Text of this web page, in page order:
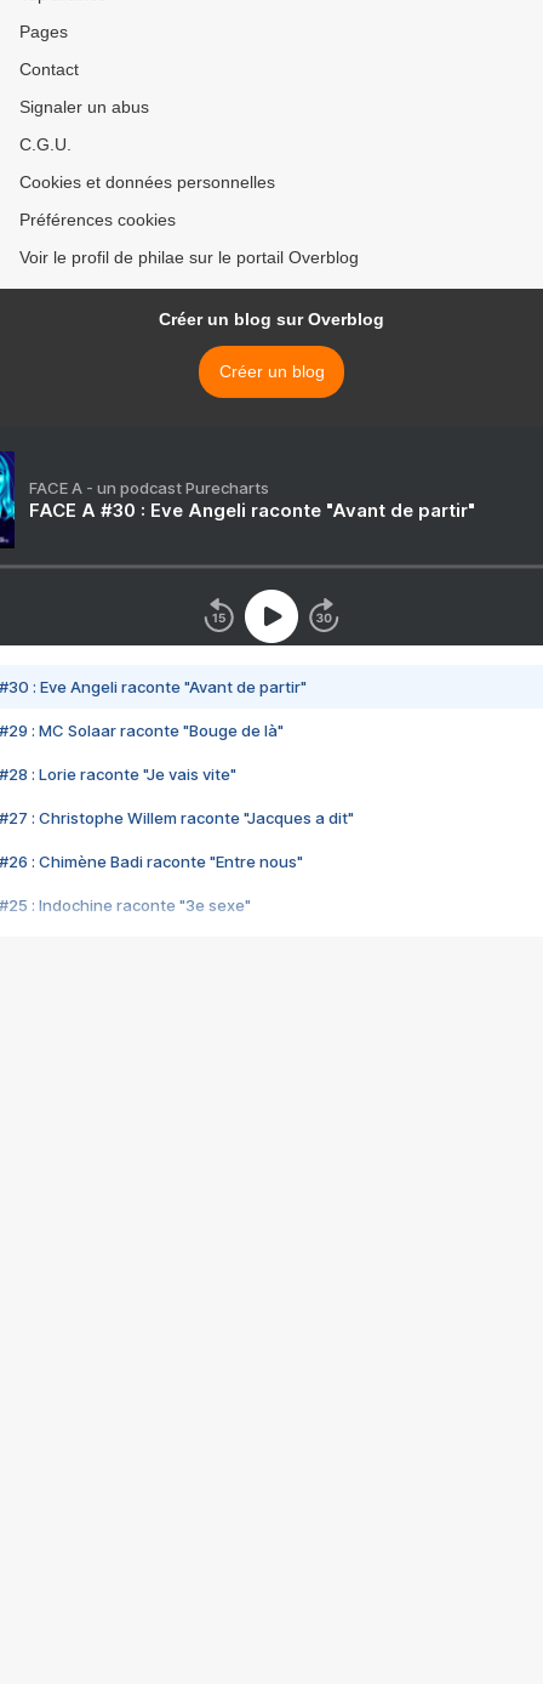
Pages
Contact
Signaler un abus
C.G.U.
Cookies et données personnelles
Préférences cookies
Voir le profil de philae sur le portail Overblog
Créer un blog sur Overblog
Créer un blog
FACE A - un podcast Purecharts
FACE A #30 : Eve Angeli raconte "Avant de partir"
#30 : Eve Angeli raconte "Avant de partir"
#29 : MC Solaar raconte "Bouge de là"
#28 : Lorie raconte "Je vais vite"
#27 : Christophe Willem raconte "Jacques a dit"
#26 : Chimène Badi raconte "Entre nous"
#25 : Indochine raconte "3e sexe"